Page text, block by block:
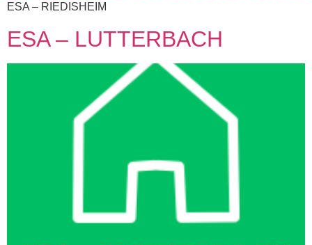
ESA – RIEDISHEIM
ESA – LUTTERBACH​